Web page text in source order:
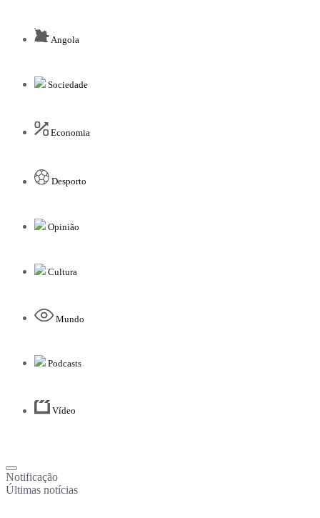
Angola
Sociedade
Economia
Desporto
Opinião
Cultura
Mundo
Podcasts
Vídeo
Notificação
Últimas notícias